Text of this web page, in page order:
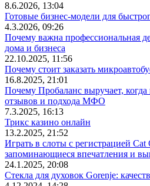
8.6.2026, 13:04
Готовые бизнес-модели для
4.3.2026, 09:26
Почему важна профессиональная
дома и бизнеса
22.10.2025, 11:56
Почему стоит заказать
16.8.2025, 21:01
Почему Пробаланс выручает,
отзывов и подхода МФО
7.3.2025, 16:13
Трикс казино онлайн
13.2.2025, 21:52
Играть в слоты с регистрацией Cat
запоминающиеся впечатления и
24.1.2025, 20:08
Стекла для духовок Gorenje: